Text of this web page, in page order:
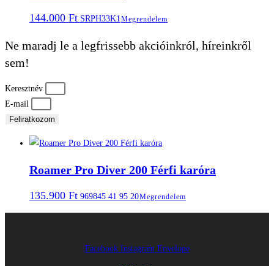
144.000 Ft SRPH33K1Megrendelem
Ne maradj le a legfrissebb akcióinkról, híreinkről
sem!
Keresztnév
E-mail
Feliratkozom
Roamer Pro Diver 200 Férfi karóra
135.900 Ft 969845 41 95 20Megrendelem
Facebook Instagram Envelope